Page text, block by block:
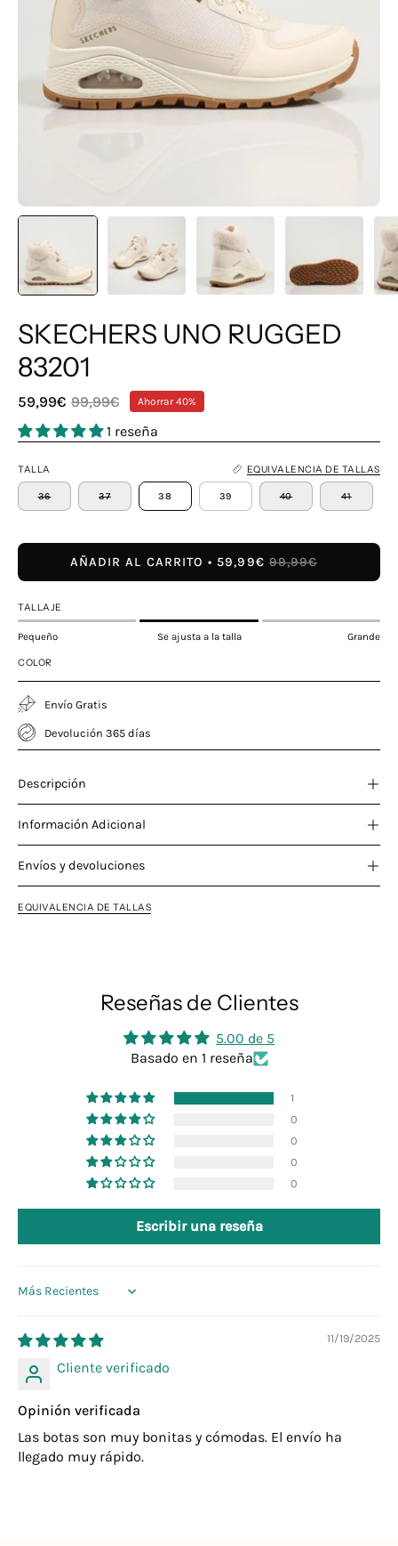
SKECHERS UNO RUGGED
83201
59,99€ 99,99€ Ahorrar40%
1 reseña
TALLA EQUIVALENCIA DE TALLAS
36 37 38 39 40 41
AÑADIR AL CARRITO 59,99€ 99,99€
TALLAJE
Pequeño Se ajusta a la talla Grande
COLOR
Envío Gratis
Devolución 365 días
Descripción
Información Adicional
Envíos y devoluciones
EQUIVALENCIA DE TALLAS
Reseñas de Clientes
5.00 de 5
Basado en 1 reseña
1
0
0
0
0
Escribir una reseña
Sort by
11/19/2025
Cliente verificado
Opinión verificada
Las botas son muy bonitas y cómodas. El envío ha
llegado muy rápido.